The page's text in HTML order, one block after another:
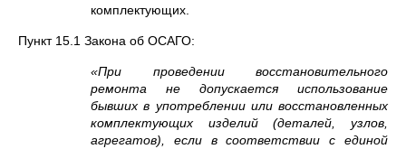
комплектующих.
Пункт 15.1 Закона об ОСАГО:
«При проведении восстановительного
ремонта не допускается использование
бывших в употреблении или восстановленных
комплектующих изделий (деталей, узлов,
агрегатов), если в соответствии с единой